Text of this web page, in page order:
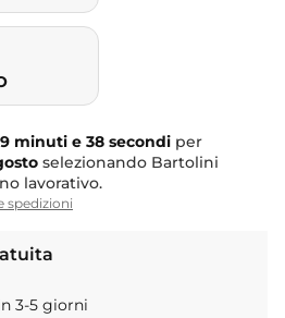
minuti e 38 secondi per
selezionando Bartolini
lavorativo.
spedizioni
3-5 giorni